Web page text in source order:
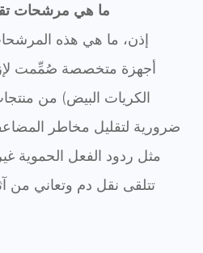
ما هي مرشحات
إذن، ما هي هذه
أجهزة متخصصة صُمِّمت
الكريات البيض) من
ضرورية لتقليل مخاطر
مثل ردود الفعل الحموية
تتلقى نقل دم وتعاني من